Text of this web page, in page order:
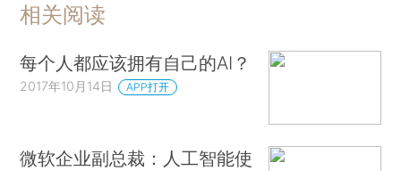
相关阅读
每个人都应该拥有自己的AI？
2017年10月14日 APP打开
微软企业副总裁：人工智能使